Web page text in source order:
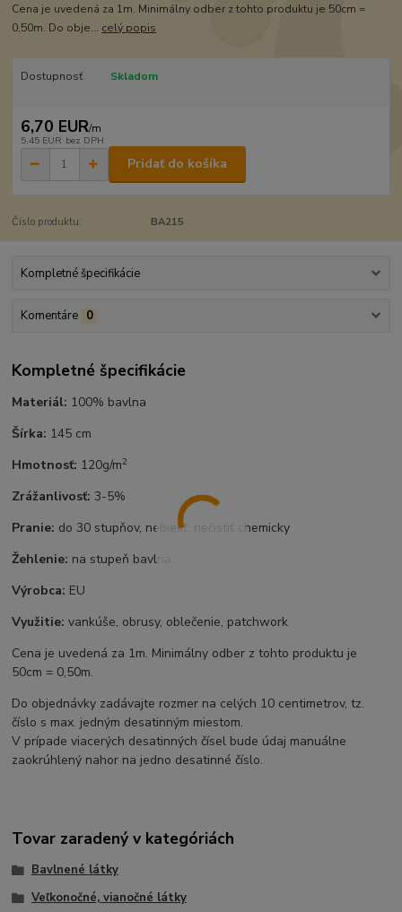
Cena je uvedená za 1m. Minimálny odber z tohto produktu je 50cm =
0,50m. Do obje... celý popis
Dostupnosť Skladom
6,70 EUR/m
5,45 EUR bez DPH
Pridať do košíka
Číslo produktu: BA215
Kompletné špecifikácie
Komentáre 0
Kompletné špecifikácie
Materiál: 100% bavlna
Šírka: 145 cm
Hmotnosť: 120g/m2
Zrážanlivosť: 3-5%
Pranie: do 30 stupňov, nebieliť, nečistiť chemicky
Žehlenie: na stupeň bavlna
Výrobca: EU
Využitie: vankúše, obrusy, oblečenie, patchwork
Cena je uvedená za 1m. Minimálny odber z tohto produktu je
50cm = 0,50m.
Do objednávky zadávajte rozmer na celých 10 centimetrov, tz.
číslo s max. jedným desatinným miestom.
V prípade viacerých desatinných čísel bude údaj manuálne
zaokrúhlený nahor na jedno desatinné číslo.
Tovar zaradený v kategóriách
Bavlnené látky
Veľkonočné, vianočné látky